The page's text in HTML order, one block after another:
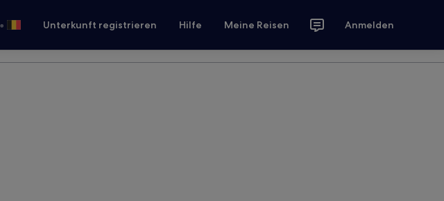
• Unterkunft registrieren Hilfe Meine Reisen Anmelden